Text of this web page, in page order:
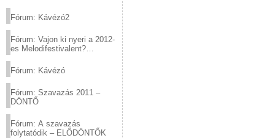
Fórum: Kávézó2
Fórum: Vajon ki nyeri a 2012-
es Melodifestivalent?
Fórum: Kávézó
Fórum: Szavazás 2011 –
DÖNTŐ
Fórum: A szavazás
folytatódik – ELŐDÖNTŐK